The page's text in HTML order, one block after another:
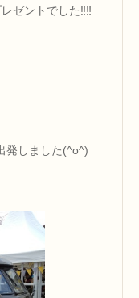
ゼントでした‼‼
発しました(^o^)